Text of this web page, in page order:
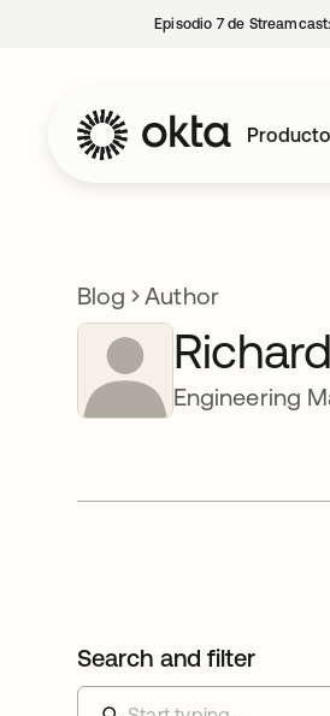
Episodio 7 de
Blog Author
Engineering
Search and filter